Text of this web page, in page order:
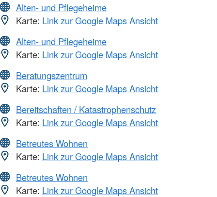
Alten- und Pflegeheime
Karte: Link zur Google Maps Ansicht
Alten- und Pflegeheime
Karte: Link zur Google Maps Ansicht
Beratungszentrum
Karte: Link zur Google Maps Ansicht
Bereitschaften / Katastrophenschutz
Karte: Link zur Google Maps Ansicht
Betreutes Wohnen
Karte: Link zur Google Maps Ansicht
Betreutes Wohnen
Karte: Link zur Google Maps Ansicht